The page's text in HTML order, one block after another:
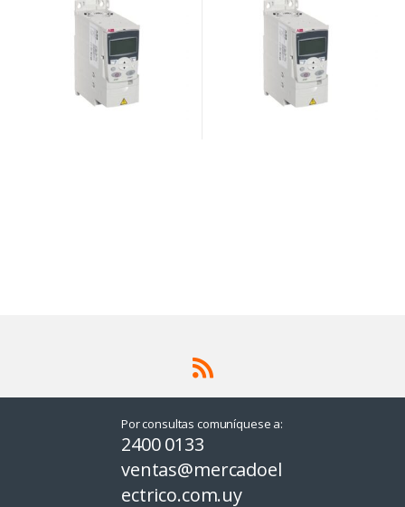
Por consultas comuníquese a:
2400 0133
ventas@mercadoel
ectrico.com.uy